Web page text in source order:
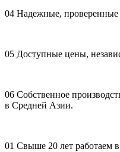
04 Надежные,
05 Доступные цены,
06 Собственное
в Средней Азии.
01 Свыше 20 лет работаем